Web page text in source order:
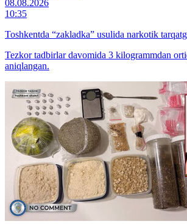
08.08.2026
10:35
Toshkentda “zakladka” usulida narkotik
Tezkor tadbirlar davomida 3 kilogrammdan
aniqlangan.